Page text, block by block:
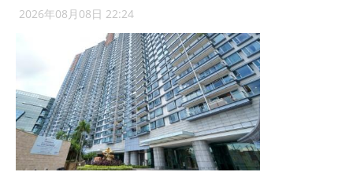
2026年08月08日 22:24